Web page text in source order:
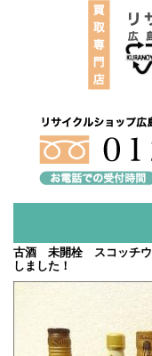
古酒 未開栓 スコッチウ
しました！